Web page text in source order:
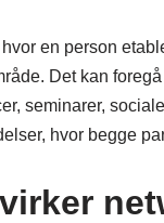
en person
Det kan
seminarer,
hvor begge